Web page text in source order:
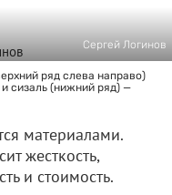
Сергей Логинов
ряд слева направо)
сизаль (нижний ряд) —
материалами.
жесткость,
и стоимость.